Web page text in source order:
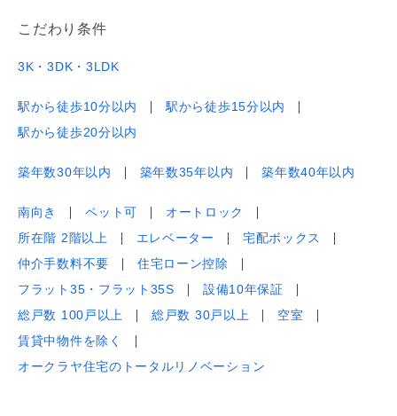
こだわり条件
3K・3DK・3LDK
駅から徒歩10分以内
駅から徒歩15分以内
駅から徒歩20分以内
築年数30年以内 築年数35年以内 築年数40年以内
南向き ペット可
オートロック
所在階 2階以上
エレベーター
宅配ボックス
仲介手数料不要
住宅ローン控除
フラット35・フラット35S
設備10年保証
総戸数 100戸以上
総戸数 30戸以上
空室
賃貸中物件を除く
オークラヤ住宅のトータルリノベーション